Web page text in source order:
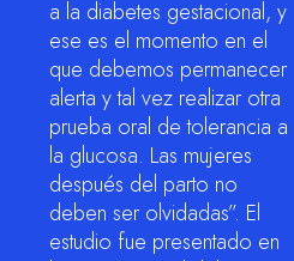
a la diabetes gestacional, y
ese es el momento en el
que debemos permanecer
alerta y tal vez realizar otra
prueba oral de tolerancia a
la glucosa. Las mujeres
después del parto no
deben ser olvidadas”. El
estudio fue presentado en